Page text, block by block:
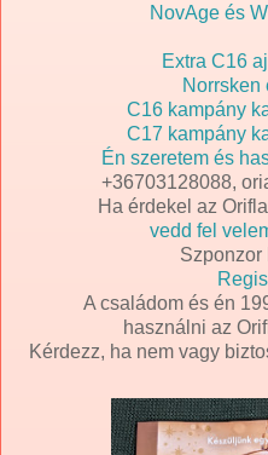
NovAge és
Extra C16
Norrsken
C16 kampány
C17 kampány
Én szeretem és
+36703128088,
Ha érdekel az
vedd fel
Szponzor
A családom és én
használni az
Kérdezz, ha nem vagy